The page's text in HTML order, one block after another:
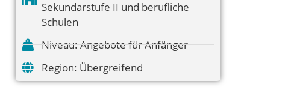
Sekundarstufe II und berufliche
Schulen
Niveau: Angebote für Anfänger
Region: Übergreifend